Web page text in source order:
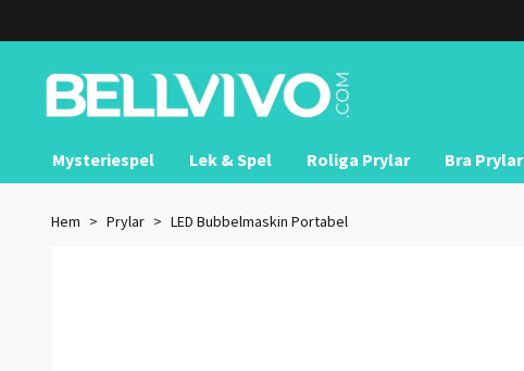
Mysteriespel Lek & Spel Roliga Prylar Bra Prylar
Hem Prylar LED Bubbelmaskin Portabel